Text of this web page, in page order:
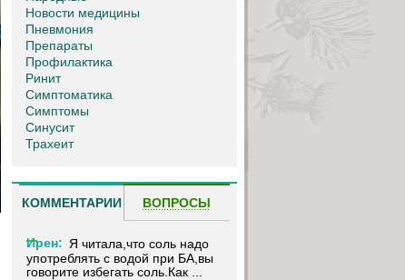
Новости медицины
Пневмония
Препараты
Профилактика
Ринит
Симптоматика
Симптомы
Синусит
Трахеит
КОММЕНТАРИИ ВОПРОСЫ
Ирен: Я читала,что соль надо
употреблять с водой при БА,вы
говорите избегать соль.Как ...